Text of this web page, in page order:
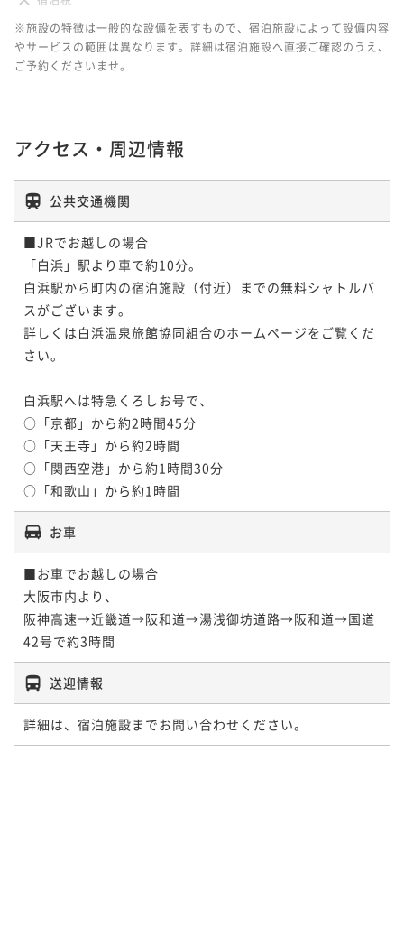
※施設の特徴は一般的な設備を表すもので、宿泊施設によって設備内容
やサービスの範囲は異なります。詳細は宿泊施設へ直接ご確認のうえ、
ご予約くださいませ。
アクセス・周辺情報
公共交通機関
■JRでお越しの場合
「白浜」駅より車で約10分。
白浜駅から町内の宿泊施設（付近）までの無料シャトルバ
スがございます。
詳しくは白浜温泉旅館協同組合のホームページをご覧くだ
さい。
白浜駅へは特急くろしお号で、
○「京都」から約2時間45分
○「天王寺」から約2時間
○「関西空港」から約1時間30分
お車
■お車でお越しの場合
大阪市内より、
阪神高速→近畿道→阪和道→湯浅御坊道路→阪和道→国道
42号で約3時間
送迎情報
詳細は、宿泊施設までお問い合わせください。